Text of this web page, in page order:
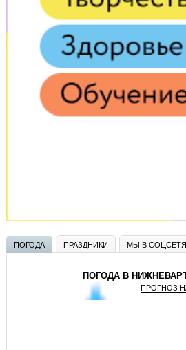
ПОГОДА ПРАЗДНИКИ МЫ В
ПОГОДА В
ПРОГНОЗ